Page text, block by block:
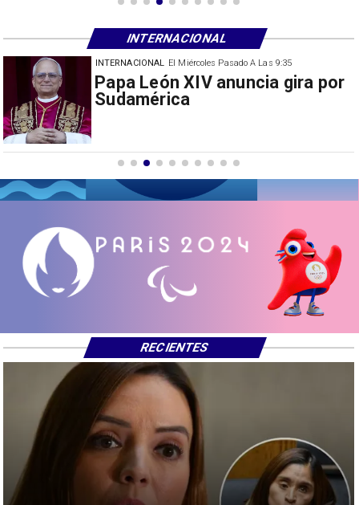
El Miércoles Pasado A Las 9:35
China restringe exportación de
drones a EEUU y sanciona
INTERNACIONAL
INTERNACIONAL
RECIENTES